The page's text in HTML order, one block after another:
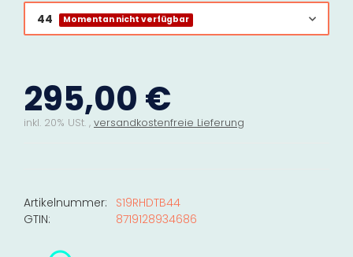
44 Momentan nicht verfügbar
295,00 €
inkl. 20% USt. , versandkostenfreie Lieferung
Artikelnummer:
S19RHDTB44
GTIN:
8719128934686